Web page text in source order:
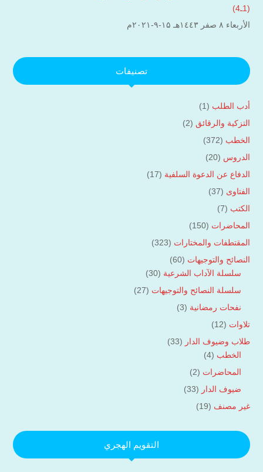
(1ـ4)
الأربعاء ۸ صفر ۱٤٤۳هـ ۱۵-۹-۲۰۲۱م
تصنيفات
أدب الطلب (1)
التزكية والرقائق (2)
الخطب (372)
الدروس (20)
الدفاع عن الدعوة السلفية (17)
الفتاوى (37)
الكتب (7)
المحاضرات (150)
المقتطفات والمختارات (323)
النصائح والتوجيهات (60)
سلسلة الآداب الشرعية (30)
سلسلة النصائح والتوجيهات (27)
نفحات رمضانية (3)
تلاوات (12)
طلاب وضيوف الدار (33)
الخطب (4)
المحاضرات (2)
ضيوف الدار (33)
غير مصنف (19)
التقويم الهجري